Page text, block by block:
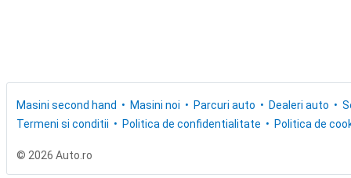
Masini second hand Masini noi Parcuri auto Dealeri auto
Termeni si conditii
Politica de confidentialitate Politica de
© 2026 Auto.ro